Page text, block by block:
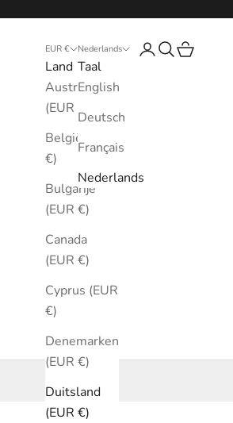
EUR €
Land
Australië
(EUR €)
België (EUR
€)
Bulgarije
(EUR €)
Canada
(EUR €)
Cyprus (EUR
€)
Denemarken
(EUR €)
Duitsland
(EUR €)
Nederlands
Taal
English
Deutsch
Français
Nederlands
Inloggen
Zoeken